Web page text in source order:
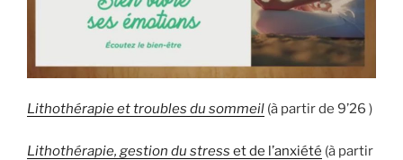
Lithothérapie et troubles du sommeil (à partir de 9’26 )
Lithothérapie, gestion du stress et de l’anxiété (à partir